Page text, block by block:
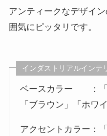
アンティークなデザイ
囲気にピッタリです。
インダストリアルインテ
ベースカラー ：「
「ブラウン」「ホワイ
アクセントカラー：